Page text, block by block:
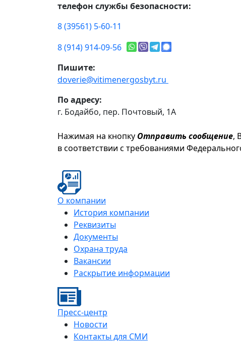
телефон службы безопасности:
8 (39561) 5-60-11
8 (914) 914-09-56
Пишите:
doverie@vitimenergosbyt.ru
По адресу:
г. Бодайбо, пер. Почтовый, 1А
Нажимая на кнопку Отправить сообщение,
в соответствии с требованиями
О компании
История компании
Реквизиты
Документы
Охрана труда
Вакансии
Раскрытие информации
Пресс-центр
Новости
Контакты для СМИ